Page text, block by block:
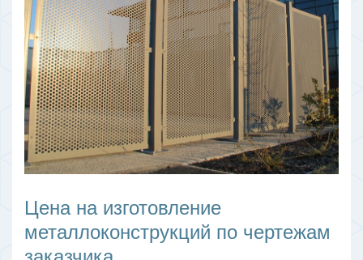
Цена на изготовление
металлоконструкций по чертежам